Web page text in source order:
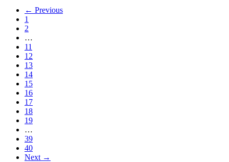
← Previous
1
2
…
11
12
13
14
15
16
17
18
19
…
39
40
Next →